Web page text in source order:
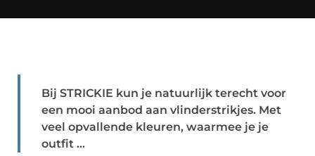
Bij STRICKIE kun je natuurlijk terecht voor
een mooi aanbod aan vlinderstrikjes. Met
veel opvallende kleuren, waarmee je je
outfit ...